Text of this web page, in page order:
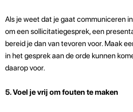
Als je weet dat je gaat communiceren
om een sollicitatiegesprek, een
bereid je dan van tevoren voor. Maak
in het gesprek aan de orde kunnen
daarop voor.
5. Voel je vrij om fouten te maken